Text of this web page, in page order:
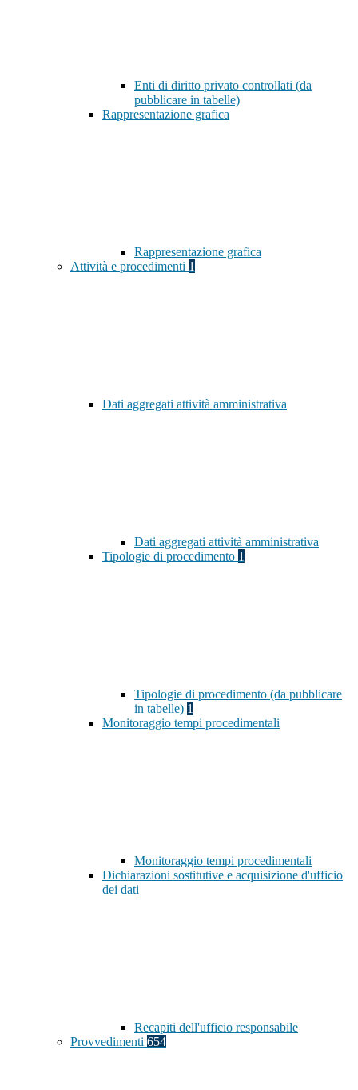
Enti di diritto privato controllati (da
pubblicare in tabelle)
Rappresentazione grafica
Rappresentazione grafica
Attività e procedimenti 1
Dati aggregati attività amministrativa
Dati aggregati attività amministrativa
Tipologie di procedimento 1
Tipologie di procedimento (da pubblicare
in tabelle) 1
Monitoraggio tempi procedimentali
Monitoraggio tempi procedimentali
Dichiarazioni sostitutive e acquisizione d'ufficio
dei dati
Recapiti dell'ufficio responsabile
Provvedimenti 654